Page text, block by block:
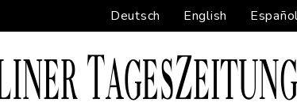
Deutsch English